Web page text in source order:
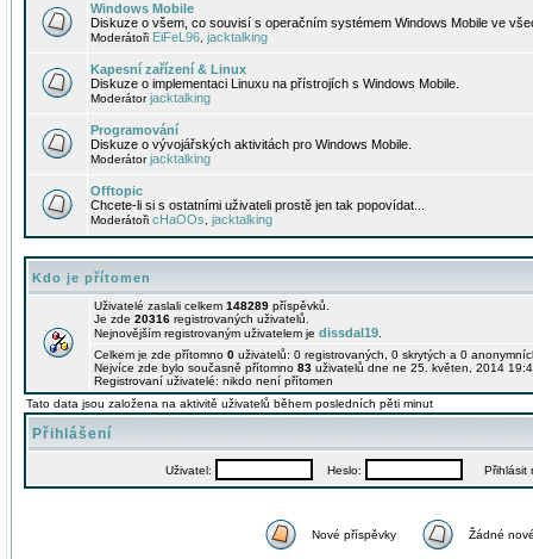
Windows Mobile
Diskuze o všem, co souvisí s operačním systémem Windows Mobile ve
Moderátoři EiFeL96 jacktalking
Kapesní zařízení & Linux
Diskuze o implementaci Linuxu na přístrojích s Windows Mobile.
Moderátorjacktalking
Programování
Diskuze o vývojářských aktivitách pro Windows Mobile.
Moderátorjacktalking
Offtopic
Chcete-li si s ostatními uživateli prostě jen tak popovídat...
Moderátoři cHaOOs jacktalking
Kdo je přítomen
Uživatelé zaslali celkem 148289 příspěvků.
Je zde 20316 registrovaných uživatelů.
Nejnovějším registrovaným uživatelem je dissdal19
Celkem je zde přítomno 0 uživatelů: 0 registrovaných, 0 skrytých a 0
Nejvíce zde bylo současně přítomno 83 uživatelů dne ne 25. květen, 2014
Registrovaní uživatelé: nikdo není přítomen
Tato data jsou založena na aktivitě uživatelů během posledních pěti minut
Přihlášení
Uživatel: Heslo: Přihlásit
Nové příspěvky Žádné